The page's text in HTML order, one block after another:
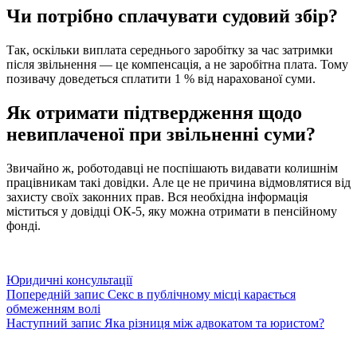
Чи потрібно сплачувати судовий збір?
Так, оскільки виплата середнього заробітку за час затримки
після звільнення ― це компенсація, а не заробітна плата. Тому
позивачу доведеться сплатити 1 % від нарахованої суми.
Як отримати підтвердження щодо
невиплаченої при звільненні суми?
Звичайно ж, роботодавці не поспішають видавати колишнім
працівникам такі довідки. Але це не причина відмовлятися від
захисту своїх законних прав. Вся необхідна інформація
міститься у довідці ОК-5, яку можна отримати в пенсійному
фонді.
Категорії
Юридичні консультації
Навігація
записів
Попередній
запис
Попередній запис Секс в публічному місці карається
обмеженням волі
Наступний
Наступний запис Яка різниця між адвокатом та юристом?